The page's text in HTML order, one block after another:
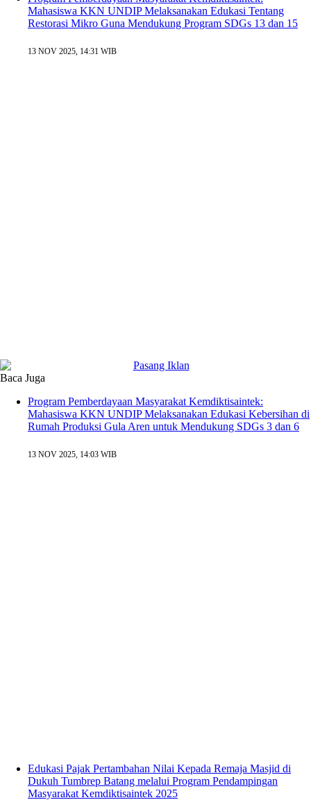
Mahasiswa KKN UNDIP Melaksanakan Edukasi Tentang
Restorasi Mikro Guna Mendukung Program SDGs 13 dan 15
13 NOV 2025, 14:31 WIB
Baca Juga
Program Pemberdayaan Masyarakat Kemdiktisaintek:
Mahasiswa KKN UNDIP Melaksanakan Edukasi Kebersihan di
Rumah Produksi Gula Aren untuk Mendukung SDGs 3 dan 6
13 NOV 2025, 14:03 WIB
Edukasi Pajak Pertambahan Nilai Kepada Remaja Masjid di
Dukuh Tumbrep Batang melalui Program Pendampingan
Masyarakat Kemdiktisaintek 2025